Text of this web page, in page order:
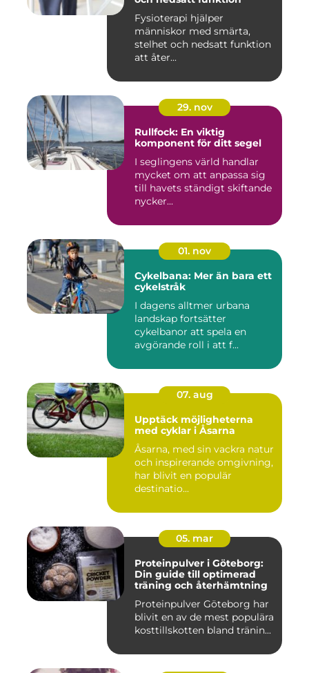
Fysioterapi hjälper
människor med smärta,
stelhet och nedsatt funktion
att åter...
29. nov
Rullfock: En viktig
komponent för ditt segel
I seglingens värld handlar
mycket om att anpassa sig
till havets ständigt skiftande
nycker...
01. nov
Cykelbana: Mer än bara ett
cykelstråk
I dagens alltmer urbana
landskap fortsätter
cykelbanor att spela en
avgörande roll i att f...
07. aug
Upptäck möjligheterna
med cyklar i Åsarna
Åsarna, med sin vackra natur
och inspirerande omgivning,
har blivit en populär
destinatio...
05. mar
Proteinpulver i Göteborg:
Din guide till optimerad
träning och återhämtning
Proteinpulver Göteborg har
blivit en av de mest populära
kosttillskotten bland tränin...